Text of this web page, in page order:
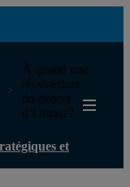
et diplomatiques
À quand une
réouverture
du détroit
d’Ormuz?
et